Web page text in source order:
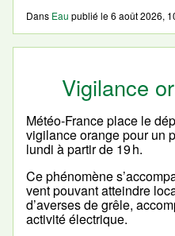
Dans Eau publié le6 août 2026,
Vigilance
Météo-France place le
vigilance orange pour un
lundi à partir de 19 h.
Ce phénomène
vent pouvant atteindre
d’averses de grêle,
activité électrique.